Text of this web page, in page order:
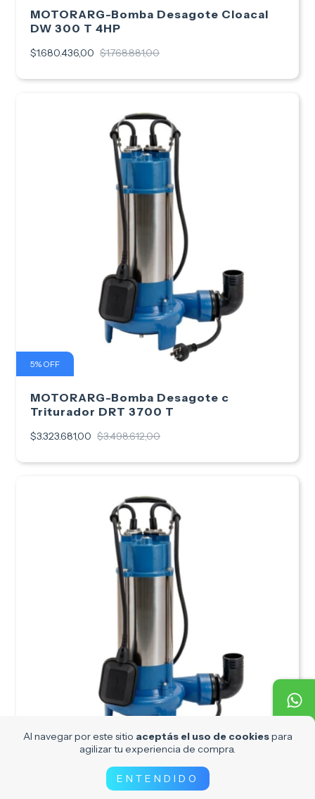
Al navegar por este sitio aceptás el uso de cookiespara
agilizar tu experiencia de compra.
ENTENDIDO
MOTORARG-Bomba Desagote Cloacal
DW 300 T 4HP
$1.680.436,00 $1.768.881,00
5% OFF
MOTORARG-Bomba Desagote c
Triturador DRT 3700 T
$3.323.681,00 $3.498.612,00
MOTORARG-Bomba Desagote c
Triturador DRT 2200 T